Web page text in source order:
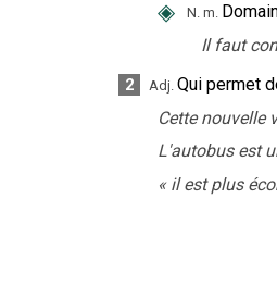
◈ N. m.
Il faut
2 Adj. Qui permet
Cette nouvelle
L'autobus est
« il est plus